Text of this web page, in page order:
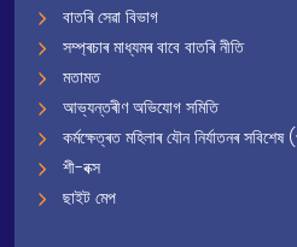
বাতৰি সেৱা বিভাগ
সম্প্ৰচাৰ মাধ্যমৰ বাবে বাতৰি নীতি
মতামত
আভ্যন্তৰীণ অভিযোগ সমিতি
কৰ্মক্ষেত্ৰত মহিলাৰ যৌন নিৰ্যাতনৰ
শী-বক্স
ছাইট মেপ